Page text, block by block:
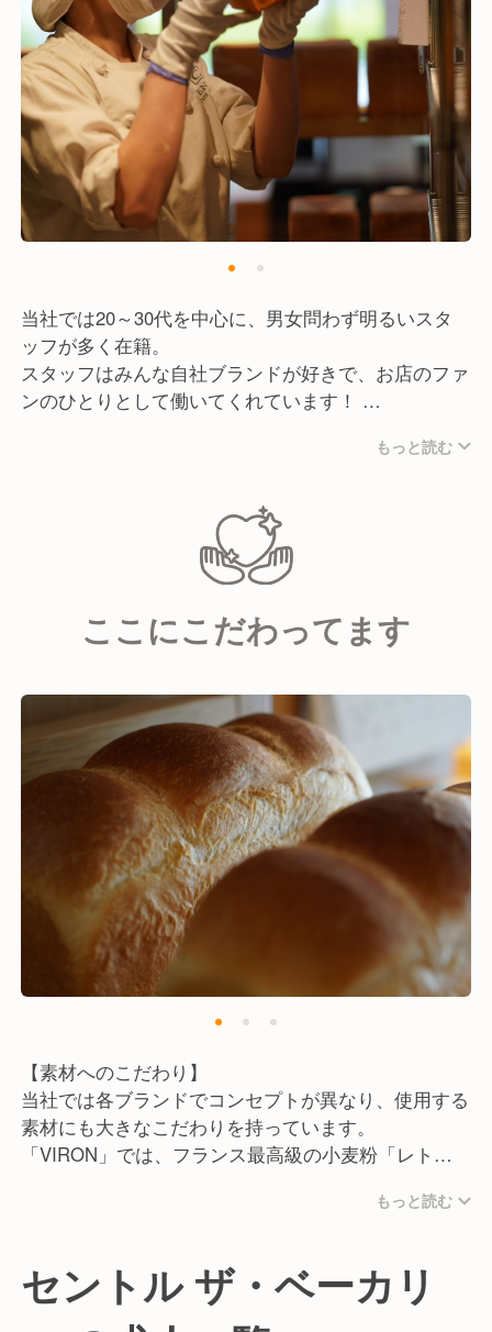
当社では20～30代を中心に、男女問わず明るいスタ
ッフが多く在籍。
スタッフはみんな自社ブランドが好きで、お店のファ
ンのひとりとして働いてくれています！
また、人柄採用を掲げているので、どの店舗でも笑い
コミュニケーションも活発で、スタッフ同士の仲が良
いのも特徴の一つです！
もっと読む
ここにこだわってます
【素材へのこだわり】
当社では各ブランドでコンセプトが異なり、使用する
素材にも大きなこだわりを持っています。
「VIRON」では、フランス最高級の小麦粉「レトロ
法を守り、毎朝職人が丁寧にパンを焼き上げていま
「セントル ザ・ベーカリー」では、自社牧場のミル
クや北海道美瑛町産小麦を使った食パンが名物でし
て、食パンブームの火付け役！
もっと読む
セントル ザ・ベーカリ